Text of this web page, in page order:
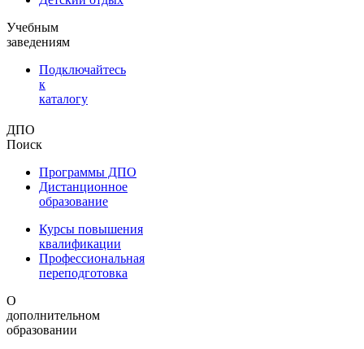
Учебным
заведениям
Подключайтесь
к
каталогу
ДПО
Поиск
Программы ДПО
Дистанционное
образование
Курсы повышения
квалификации
Профессиональная
переподготовка
О
дополнительном
образовании